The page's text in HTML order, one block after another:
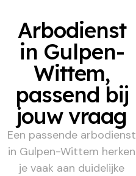
Arbodienst
in Gulpen-
Wittem,
passend bij
jouw vraag
Een passende arbodienst
in Gulpen-Wittem herken
je vaak aan duidelijke